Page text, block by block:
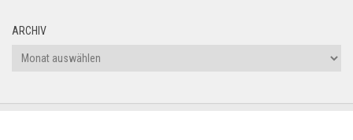
ARCHIV
Archiv